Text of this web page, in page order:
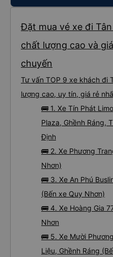
Đặt mua vé xe đi
chất lượng cao và
chuyến
Tư vấn TOP 9 xe khách đi
lượng cao, uy tín, giá rẻ
🚌 1. Xe Tín Phát
Plaza, Ghềnh Ráng,
Định
🚌 2. Xe Phương
Nhơn)
🚌 3. Xe An Phú
(Bến xe Quy Nhơn)
🚌 4. Xe Hoàng Gia
Nhơn
🚌 5. Xe Mười
Liệu, Ghềnh Ráng